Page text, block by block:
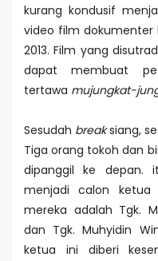
kurang kondusif
video film dokumenter
2013. Film yang
dapat membuat
tertawa mujungkat-
Sesudah breaksiang,
Tiga orang tokoh dan
dipanggil ke depan.
menjadi calon ketua
mereka adalah Tgk.
dan Tgk. Muhyidin
ketua ini diberi